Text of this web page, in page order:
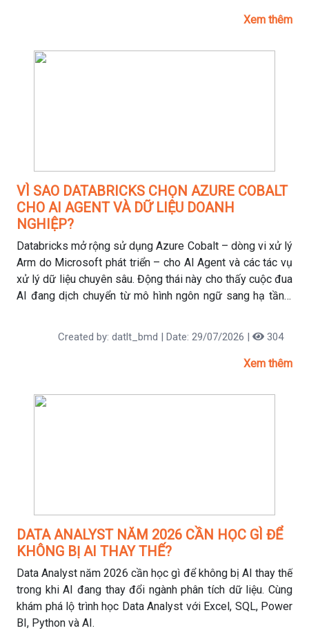
Xem thêm
VÌ SAO DATABRICKS CHỌN AZURE COBALT
CHO AI AGENT VÀ DỮ LIỆU DOANH
NGHIỆP?
Databricks mở rộng sử dụng Azure Cobalt – dòng vi xử lý
Arm do Microsoft phát triển – cho AI Agent và các tác vụ
xử lý dữ liệu chuyên sâu. Động thái này cho thấy cuộc đua
AI đang dịch chuyển từ mô hình ngôn ngữ sang hạ tầng,
Created by: datlt_bmd | Date: 29/07/2026 | 304
Xem thêm
DATA ANALYST NĂM 2026 CẦN HỌC GÌ ĐỂ
KHÔNG BỊ AI THAY THẾ?
Data Analyst năm 2026 cần học gì để không bị AI thay thế
trong khi AI đang thay đổi ngành phân tích dữ liệu. Cùng
khám phá lộ trình học Data Analyst với Excel, SQL, Power
BI, Python và AI.